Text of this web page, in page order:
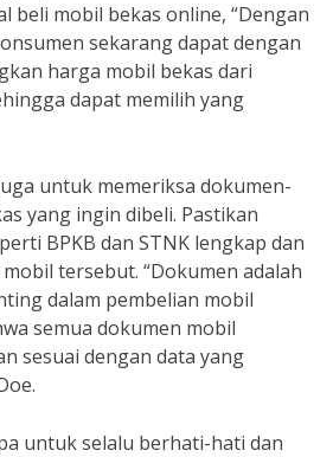
beli mobil bekas online, “Dengan
sekarang dapat dengan
harga mobil bekas dari
dapat memilih yang
untuk memeriksa dokumen-
yang ingin dibeli. Pastikan
BPKB dan STNK lengkap dan
tersebut. “Dokumen adalah
dalam pembelian mobil
semua dokumen mobil
sesuai dengan data yang
untuk selalu berhati-hati dan